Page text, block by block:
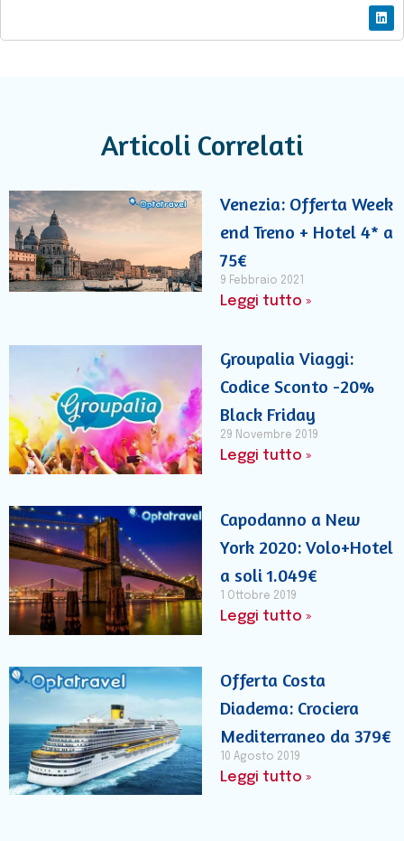
Articoli Correlati
Venezia: Offerta Week
end Treno + Hotel 4* a
75€
9 Febbraio 2021
Leggi tutto »
Groupalia Viaggi:
Codice Sconto -20%
Black Friday
29 Novembre 2019
Leggi tutto »
Capodanno a New
York 2020: Volo+Hotel
a soli 1.049€
1 Ottobre 2019
Leggi tutto »
Offerta Costa
Diadema: Crociera
Mediterraneo da 379€
10 Agosto 2019
Leggi tutto »